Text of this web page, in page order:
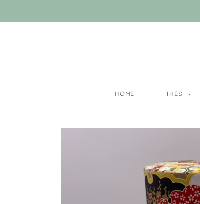
HOME THÉS